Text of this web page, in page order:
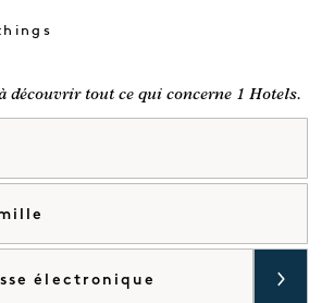
découvrir tout ce qui concerne 1 Hotels.